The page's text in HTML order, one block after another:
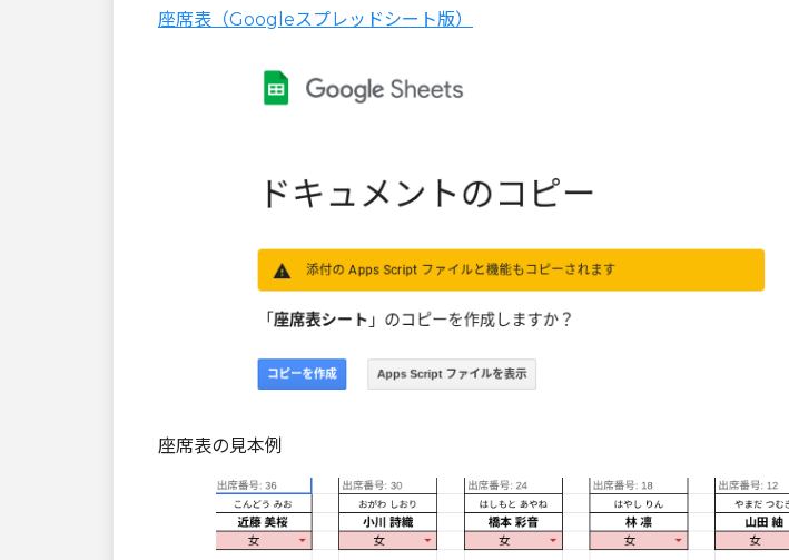
座席表（Googleスプレッドシート版）
座席表の見本例